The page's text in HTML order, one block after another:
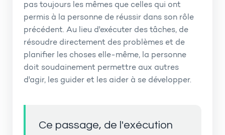
pas toujours les mêmes que celles qui ont
permis à la personne de réussir dans son rôle
précédent. Au lieu d'exécuter des tâches, de
résoudre directement des problèmes et de
planifier les choses elle-même, la personne
doit soudainement permettre aux autres
d'agir, les guider et les aider à se développer.
Ce passage, de l'exécution